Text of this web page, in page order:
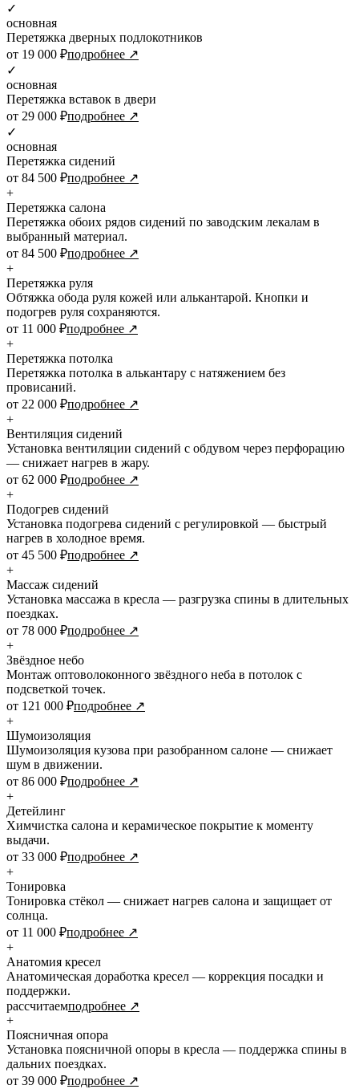
✓
основная
Перетяжка дверных подлокотников
от 19 000 ₽подробнее ↗
✓
основная
Перетяжка вставок в двери
от 29 000 ₽подробнее ↗
✓
основная
Перетяжка сидений
от 84 500 ₽подробнее ↗
+
Перетяжка салона
Перетяжка обоих рядов сидений по заводским лекалам в
выбранный материал.
от 84 500 ₽подробнее ↗
+
Перетяжка руля
Обтяжка обода руля кожей или алькантарой. Кнопки и
подогрев руля сохраняются.
от 11 000 ₽подробнее ↗
+
Перетяжка потолка
Перетяжка потолка в алькантару с натяжением без
провисаний.
от 22 000 ₽подробнее ↗
+
Вентиляция сидений
Установка вентиляции сидений с обдувом через перфорацию
— снижает нагрев в жару.
от 62 000 ₽подробнее ↗
+
Подогрев сидений
Установка подогрева сидений с регулировкой — быстрый
нагрев в холодное время.
от 45 500 ₽подробнее ↗
+
Массаж сидений
Установка массажа в кресла — разгрузка спины в длительных
поездках.
от 78 000 ₽подробнее ↗
+
Звёздное небо
Монтаж оптоволоконного звёздного неба в потолок с
подсветкой точек.
от 121 000 ₽подробнее ↗
+
Шумоизоляция
Шумоизоляция кузова при разобранном салоне — снижает
шум в движении.
от 86 000 ₽подробнее ↗
+
Детейлинг
Химчистка салона и керамическое покрытие к моменту
выдачи.
от 33 000 ₽подробнее ↗
+
Тонировка
Тонировка стёкол — снижает нагрев салона и защищает от
солнца.
от 11 000 ₽подробнее ↗
+
Анатомия кресел
Анатомическая доработка кресел — коррекция посадки и
поддержки.
рассчитаемподробнее ↗
+
Поясничная опора
Установка поясничной опоры в кресла — поддержка спины в
дальних поездках.
от 39 000 ₽подробнее ↗